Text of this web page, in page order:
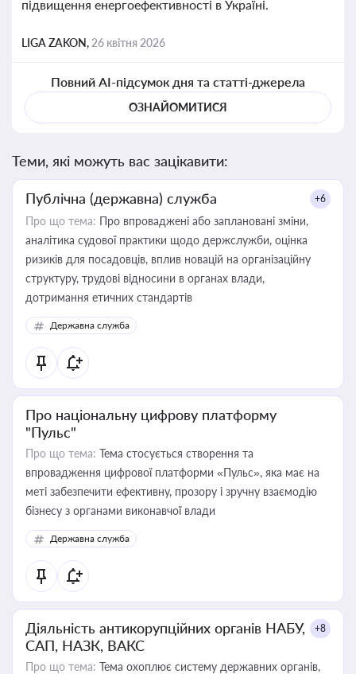
підвищення енергоефективності в Україні.
LIGA ZAKON, 26 квітня 2026
Повний AI-підсумок дня та статті-джерела
ОЗНАЙОМИТИСЯ
Теми, які можуть вас зацікавити:
Публічна (державна) служба +6
Про що тема: Про впроваджені або заплановані зміни,
аналітика судової практики щодо держслужби, оцінка
ризиків для посадовців, вплив новацій на організаційну
структуру, трудові відносини в органах влади,
дотримання етичних стандартів
Державна служба
Про національну цифрову платформу
"Пульс"
Про що тема: Тема стосується створення та
впровадження цифрової платформи «Пульс», яка має на
меті забезпечити ефективну, прозору і зручну взаємодію
бізнесу з органами виконавчої влади
Державна служба
Діяльність антикорупційних органів НАБУ,
САП, НАЗК, ВАКС
+8
Про що тема: Тема охоплює систему державних органів,